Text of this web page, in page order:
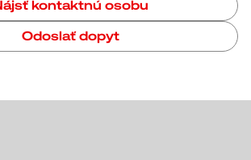
kontaktnú osobu
Odoslať dopyt